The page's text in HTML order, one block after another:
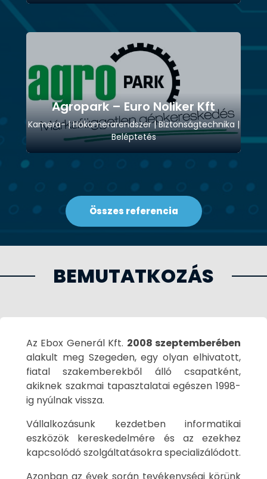
Agropark – Euro Noliker Kft
Kamera- | Hőkamerarendszer | Biztonságtechnika |
Beléptetés
Összes referencia
BEMUTATKOZÁS
Az Ebox Generál Kft. 2008 szeptemberében
alakult meg Szegeden, egy olyan elhivatott,
fiatal szakemberekből álló csapatként,
akiknek szakmai tapasztalatai egészen 1998-
ig nyúlnak vissza.
Vállalkozásunk kezdetben informatikai
eszközök kereskedelmére és az ezekhez
kapcsolódó szolgáltatásokra specializálódott.
Azonban az évek során tevékenységi körünk